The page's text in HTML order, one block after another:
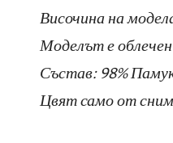
Височина на
Моделът е
Състав: 98%
Цвят само от